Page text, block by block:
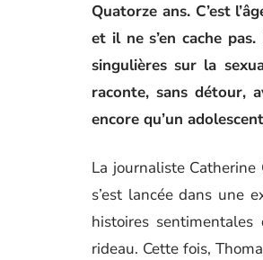
Quatorze ans. C’est
et il ne s’en cache
singulières sur la
raconte, sans détour,
encore qu’un
La journaliste Catherine
s’est lancée dans une
histoires
rideau. Cette fois,